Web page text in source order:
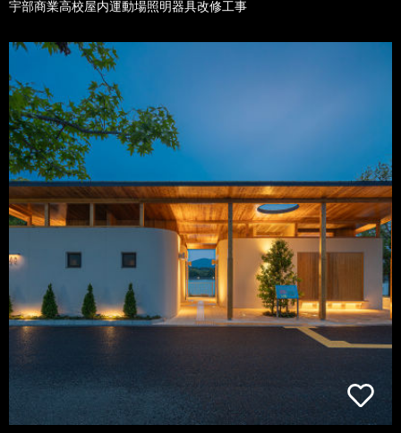
宇部商業高校屋内運動場照明器具改修工事